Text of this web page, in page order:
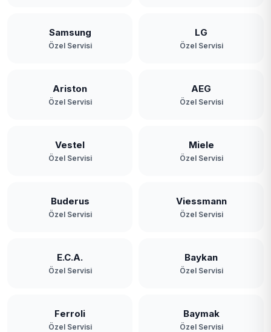
Samsung
Özel Servisi
LG
Özel Servisi
Ariston
Özel Servisi
AEG
Özel Servisi
Vestel
Özel Servisi
Miele
Özel Servisi
Buderus
Özel Servisi
Viessmann
Özel Servisi
E.C.A.
Özel Servisi
Baykan
Özel Servisi
Ferroli
Özel Servisi
Baymak
Özel Servisi